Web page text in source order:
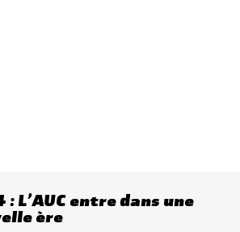
L’AUC entre dans une
ère